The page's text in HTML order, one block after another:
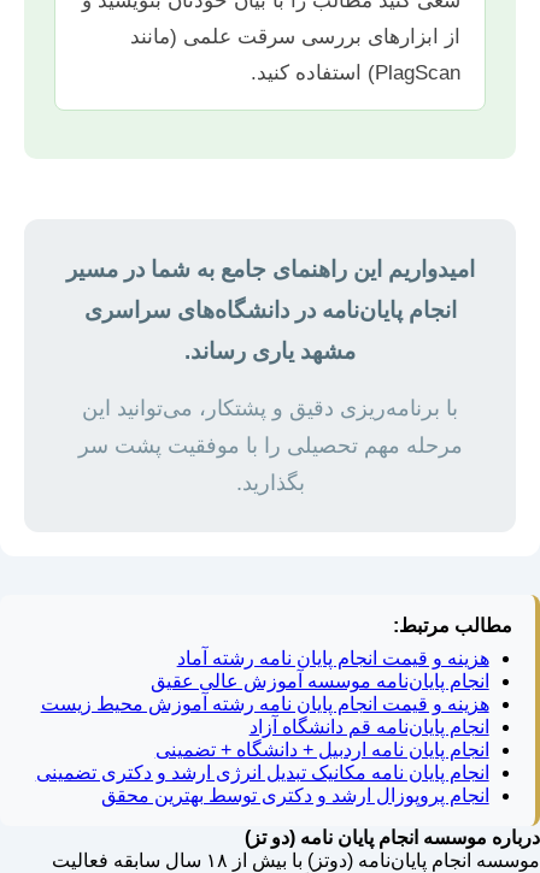
از ابزارهای بررسی سرقت علمی (مانند
PlagScan) استفاده کنید.
امیدواریم این راهنمای جامع به شما در مسیر
انجام پایان‌نامه در دانشگاه‌های سراسری
مشهد یاری رساند.
با برنامه‌ریزی دقیق و پشتکار، می‌توانید این
مرحله مهم تحصیلی را با موفقیت پشت سر
بگذارید.
مطالب مرتبط:
هزینه و قیمت انجام پایان نامه رشته آماد
انجام پایان‌نامه موسسه آموزش عالی عقیق
هزینه و قیمت انجام پایان نامه رشته آموزش محیط زیست
انجام پایان‌نامه قم دانشگاه آزاد
انجام پایان نامه اردبیل + دانشگاه + تضمینی
انجام پایان نامه مکانیک تبدیل انرژی ارشد و دکتری تضمینی
انجام پروپوزال ارشد و دکتری توسط بهترین محقق
درباره موسسه انجام پایان نامه (دو تز)
موسسه انجام پایان‌نامه (دوتز) با بیش از ۱۸ سال سابقه فعالیت